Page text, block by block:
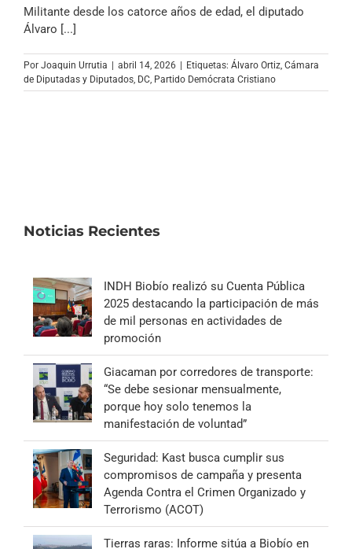
Archivo Sonoro
Militante desde los catorce años de edad, el diputado
Álvaro [...]
Por Joaquin Urrutia | abril 14, 2026 | Etiquetas: Álvaro Ortiz Cámara
de Diputadas y Diputados DC Partido Demócrata Cristiano
Noticias Recientes
INDH Biobío realizó su Cuenta Pública
2025 destacando la participación de más
de mil personas en actividades de
promoción
Giacaman por corredores de transporte:
“Se debe sesionar mensualmente,
porque hoy solo tenemos la
manifestación de voluntad”
Seguridad: Kast busca cumplir sus
compromisos de campaña y presenta
Agenda Contra el Crimen Organizado y
Terrorismo (ACOT)
Tierras raras: Informe sitúa a Biobío en